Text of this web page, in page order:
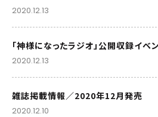
2020.12.13
「神様になったラジオ」公開収録イベ
2020.12.13
雑誌掲載情報／2020年12月発売
2020.12.10